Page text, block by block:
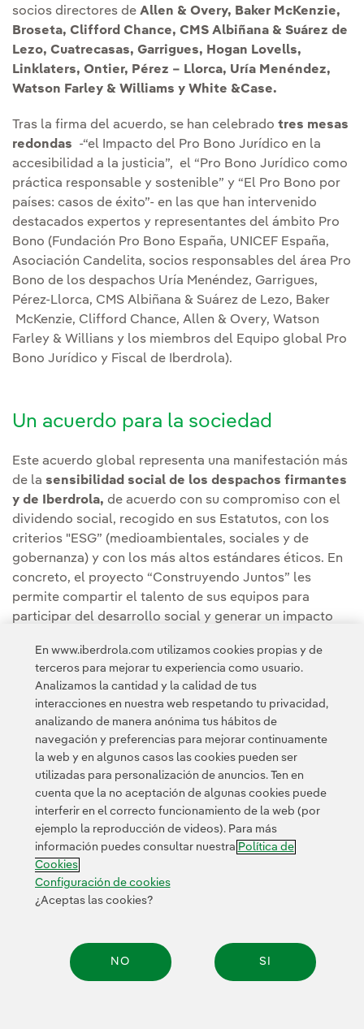
socios directores de Allen & Overy, Baker McKenzie,
Broseta, Clifford Chance, CMS Albiñana & Suárez de
Lezo, Cuatrecasas, Garrigues, Hogan Lovells,
Linklaters, Ontier, Pérez – Llorca, Uría Menéndez,
Watson Farley & Williams y White &Case.
Tras la firma del acuerdo, se han celebrado tres mesas
redondas
-“el Impacto del Pro Bono Jurídico en la
accesibilidad a la justicia”, el “Pro Bono Jurídico como
práctica responsable y sostenible” y “El Pro Bono por
países: casos de éxito”- en las que han intervenido
destacados expertos y representantes del ámbito Pro
Bono (Fundación Pro Bono España, UNICEF España,
Asociación Candelita, socios responsables del área Pro
Bono de los despachos Uría Menéndez, Garrigues,
Pérez-Llorca, CMS Albiñana & Suárez de Lezo, Baker
McKenzie, Clifford Chance, Allen & Overy, Watson
Farley & Willians y los miembros del Equipo global Pro
Bono Jurídico y Fiscal de Iberdrola).
Un acuerdo para la sociedad
Este acuerdo global representa una manifestación más
de la sensibilidad social de los despachos firmantes
y de Iberdrola, de acuerdo con su compromiso con el
dividendo social, recogido en sus Estatutos, con los
criterios "ESG” (medioambientales, sociales y de
gobernanza) y con los más altos estándares éticos. En
concreto, el proyecto “Construyendo Juntos” les
permite compartir el talento de sus equipos para
participar del desarrollo social y generar un impacto
actividad.
Contacta Política de Privacidad Información legal
Transparencia en el uso de la IA Política de cookies
Configuración de cookies Accesibilidad Canal de denuncias
© 2026 Iberdrola, S.A. Reservados todos los derechos.
En www.iberdrola.com utilizamos cookies propias y de
terceros para mejorar tu experiencia como usuario.
Analizamos la cantidad y la calidad de tus
interacciones en nuestra web respetando tu privacidad,
analizando de manera anónima tus hábitos de
navegación y preferencias para mejorar continuamente
la web y en algunos casos las cookies pueden ser
utilizadas para personalización de anuncios. Ten en
cuenta que la no aceptación de algunas cookies puede
interferir en el correcto funcionamiento de la web (por
ejemplo la reproducción de videos). Para más
información puedes consultar nuestra Política de
Cookies
Configuración de cookies
¿Aceptas las cookies?
NO SI